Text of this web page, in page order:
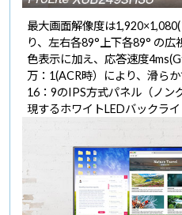
最大画面解像度は
り、左右各89°上下各89° の
色表示に加え、応答速度
万：1(ACR時）により、滑ら
16：9のIPS方式パネル（ノン
現するホワイトLEDバックライ